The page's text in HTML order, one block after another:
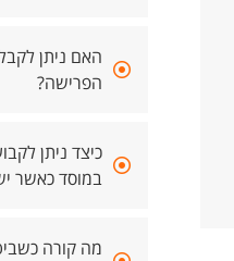
האם ניתן
הפרישה?
כיצד ניתן
במוסד כאשר
מה קורה